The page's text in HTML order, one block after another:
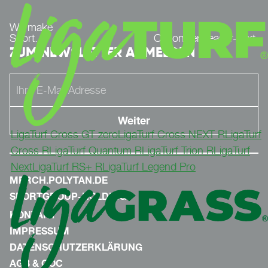
LigaTurf Cross GT zeroLigaTurf Cross NEXT RLigaTurf
Cross RLigaTurf Quantum RLigaTurf Trion RLigaTurf
NextLigaTurf RS+ RLigaTurf Legend Pro
We make
Sport.
Optionaler Teaser-Text.
ZUM NEWSLETTER ANMELDEN
MERCH.POLYTAN.DE
SPORTGROUP-HOLDING
KONTAKT
IMPRESSUM
DATENSCHUTZERKLÄRUNG
AGB & COC